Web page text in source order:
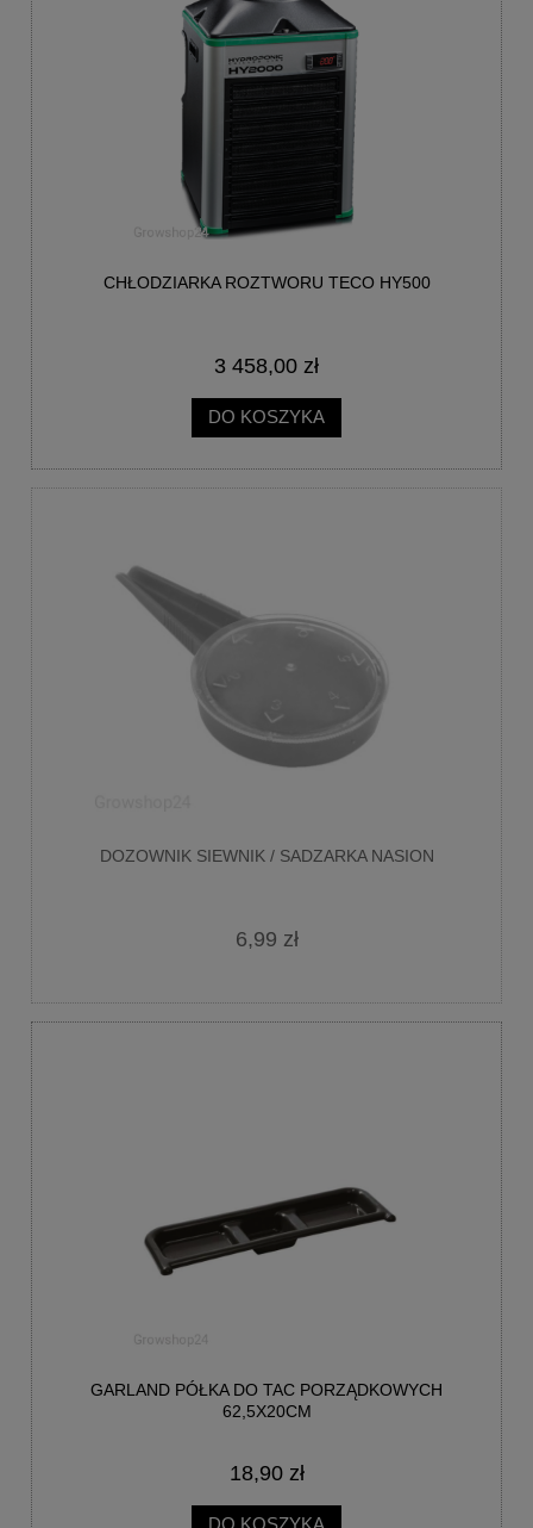
CHŁODZIARKA ROZTWORU TECO HY500
3 458,00 zł
DO KOSZYKA
DOZOWNIK SIEWNIK / SADZARKA NASION
6,99 zł
GARLAND PÓŁKA DO TAC PORZĄDKOWYCH
62,5X20CM
18,90 zł